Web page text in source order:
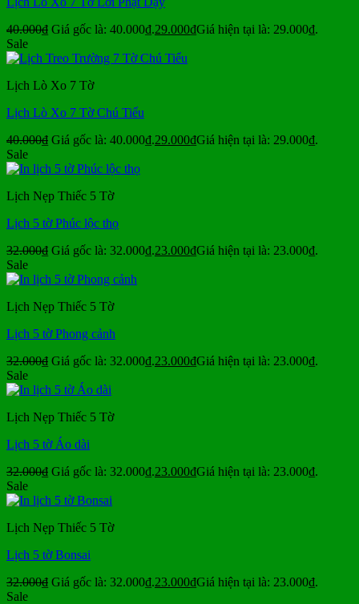
40.000₫ Giá gốc là: 40.000₫.29.000₫Giá hiện tại là: 29.000₫.
Sale
Lịch Lò Xo 7 Tờ
Lịch Lò Xo 7 Tờ Chú Tiểu
40.000₫ Giá gốc là: 40.000₫.29.000₫Giá hiện tại là: 29.000₫.
Sale
Lịch Nẹp Thiếc 5 Tờ
Lịch 5 tờ Phúc lộc thọ
32.000₫ Giá gốc là: 32.000₫.23.000₫Giá hiện tại là: 23.000₫.
Sale
Lịch Nẹp Thiếc 5 Tờ
Lịch 5 tờ Phong cảnh
32.000₫ Giá gốc là: 32.000₫.23.000₫Giá hiện tại là: 23.000₫.
Sale
Lịch Nẹp Thiếc 5 Tờ
Lịch 5 tờ Áo dài
32.000₫ Giá gốc là: 32.000₫.23.000₫Giá hiện tại là: 23.000₫.
Sale
Lịch Nẹp Thiếc 5 Tờ
Lịch 5 tờ Bonsai
32.000₫ Giá gốc là: 32.000₫.23.000₫Giá hiện tại là: 23.000₫.
Sale